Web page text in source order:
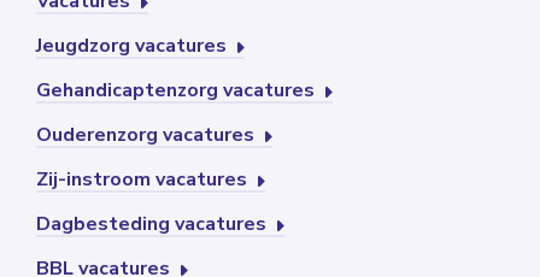
Jeugdzorg vacatures
Gehandicaptenzorg vacatures
Ouderenzorg vacatures
Zij-instroom vacatures
Dagbesteding vacatures
BBL vacatures